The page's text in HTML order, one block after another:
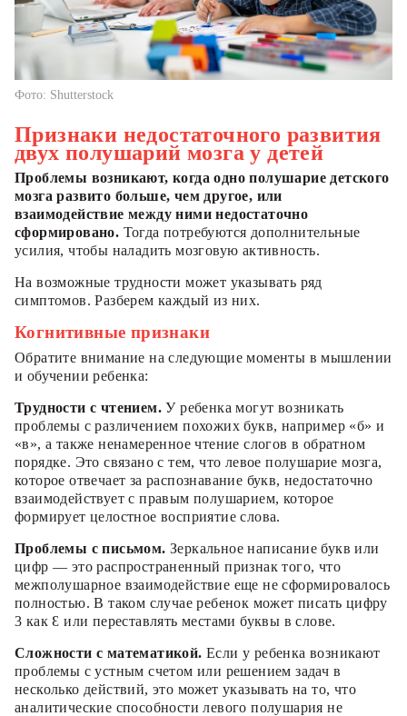
Фото: Shutterstock
Признаки недостаточного развития
двух полушарий мозга у детей
Проблемы возникают, когда одно полушарие детского
мозга развито больше, чем другое, или
взаимодействие между ними недостаточно
сформировано. Тогда потребуются дополнительные
усилия, чтобы наладить мозговую активность.
На возможные трудности может указывать ряд
симптомов. Разберем каждый из них.
Когнитивные признаки
Обратите внимание на следующие моменты в мышлении
и обучении ребенка:
Трудности с чтением. У ребенка могут возникать
проблемы с различением похожих букв, например «б» и
«в», а также ненамеренное чтение слогов в обратном
порядке. Это связано с тем, что левое полушарие мозга,
которое отвечает за распознавание букв, недостаточно
взаимодействует с правым полушарием, которое
формирует целостное восприятие слова.
Проблемы с письмом. Зеркальное написание букв или
цифр — это распространенный признак того, что
межполушарное взаимодействие еще не сформировалось
полностью. В таком случае ребенок может писать цифру
3 как Ɛ или переставлять местами буквы в слове.
Сложности с математикой. Если у ребенка возникают
проблемы с устным счетом или решением задач в
несколько действий, это может указывать на то, что
аналитические способности левого полушария не